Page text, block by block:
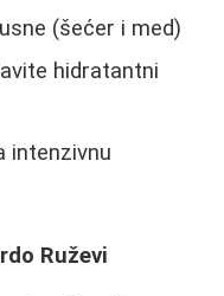
(šećer i med)
hidratantni
intenzivnu
Ruževi